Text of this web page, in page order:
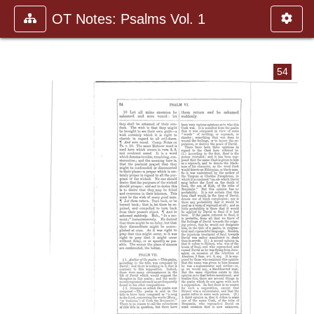
OT Notes: Psalms Vol. 1
54